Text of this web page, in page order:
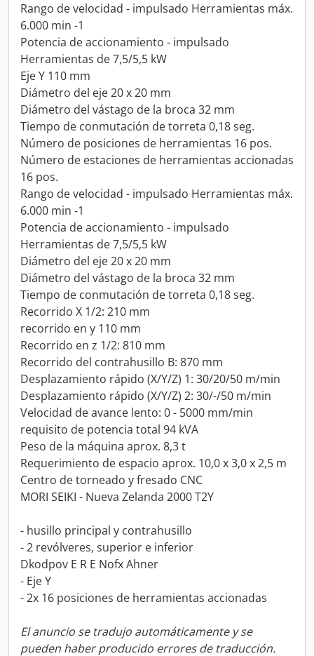
Rango de velocidad - impulsado Herramientas máx.
6.000 min -1
Potencia de accionamiento - impulsado
Herramientas de 7,5/5,5 kW
Eje Y 110 mm
Diámetro del eje 20 x 20 mm
Diámetro del vástago de la broca 32 mm
Tiempo de conmutación de torreta 0,18 seg.
Número de posiciones de herramientas 16 pos.
Número de estaciones de herramientas accionadas
16 pos.
Rango de velocidad - impulsado Herramientas máx.
6.000 min -1
Potencia de accionamiento - impulsado
Herramientas de 7,5/5,5 kW
Diámetro del eje 20 x 20 mm
Diámetro del vástago de la broca 32 mm
Tiempo de conmutación de torreta 0,18 seg.
Recorrido X 1/2: 210 mm
recorrido en y 110 mm
Recorrido en z 1/2: 810 mm
Recorrido del contrahusillo B: 870 mm
Desplazamiento rápido (X/Y/Z) 1: 30/20/50 m/min
Desplazamiento rápido (X/Y/Z) 2: 30/-/50 m/min
Velocidad de avance lento: 0 - 5000 mm/min
requisito de potencia total 94 kVA
Peso de la máquina aprox. 8,3 t
Requerimiento de espacio aprox. 10,0 x 3,0 x 2,5 m
Centro de torneado y fresado CNC
MORI SEIKI - Nueva Zelanda 2000 T2Y
- husillo principal y contrahusillo
- 2 revólveres, superior e inferior
Dkodpov E R E Nofx Ahner
- Eje Y
- 2x 16 posiciones de herramientas accionadas
El anuncio se tradujo automáticamente y se
pueden haber producido errores de traducción.